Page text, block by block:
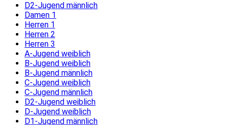
D2-Jugend männlich
Damen 1
Herren 1
Herren 2
Herren 3
A-Jugend weiblich
B-Jugend weiblich
B-Jugend männlich
C-Jugend weiblich
C-Jugend männlich
D2-Jugend weiblich
D-Jugend weiblich
D1-Jugend männlich